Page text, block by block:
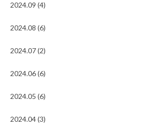
2024.09 (4)
2024.08 (6)
2024.07 (2)
2024.06 (6)
2024.05 (6)
2024.04 (3)